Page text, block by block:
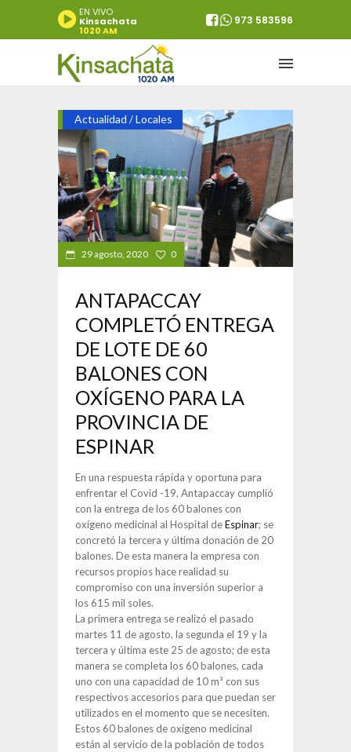
EN VIVO
Kinsachata
1020 AM
973 583596
Actualidad /Locales
29 agosto, 2020 0
ANTAPACCAY
COMPLETÓ ENTREGA
DE LOTE DE 60
BALONES CON
OXÍGENO PARA LA
PROVINCIA DE
ESPINAR
En una respuesta rápida y oportuna para
enfrentar el Covid -19, Antapaccay cumplió
con la entrega de los 60 balones con
oxígeno medicinal al Hospital deEspinar; se
concretó la tercera y última donación de 20
balones. De esta manera la empresa con
recursos propios hace realidad su
compromiso con una inversión superior a
los 615 mil soles.
La primera entrega se realizó el pasado
martes 11 de agosto, la segunda el 19 y la
tercera y última este 25 de agosto; de esta
manera se completa los 60 balones, cada
uno con una capacidad de 10 m³ con sus
respectivos accesorios para que puedan ser
utilizados en el momento que se necesiten.
Estos 60 balones de oxígeno medicinal
están al servicio de la población de todos